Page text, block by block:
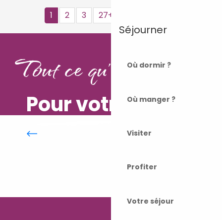
Séjourner
Où dormir ?
Où manger ?
Visiter
Profiter
Votre séjour
1 2 3 27+
Tout ce qu'il vous faut
Pour votre séjour
Les établissements labellisés
Accueil Vélo